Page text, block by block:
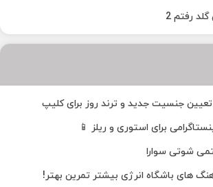
رفتم 2
جنسیت جدید و ترند روز برای کلیپ
برای استوری و ریلز 📱
شوتی سوارا
های باشگاه انرژی بیشتر تمرین بهتر!